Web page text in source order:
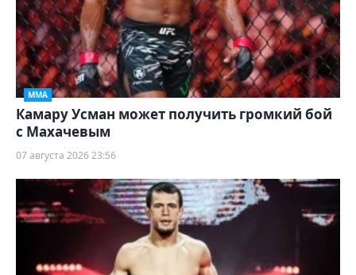
ММА
Камару Усман может получить громкий бой
с Махачевым
07 августа 2026 23:56